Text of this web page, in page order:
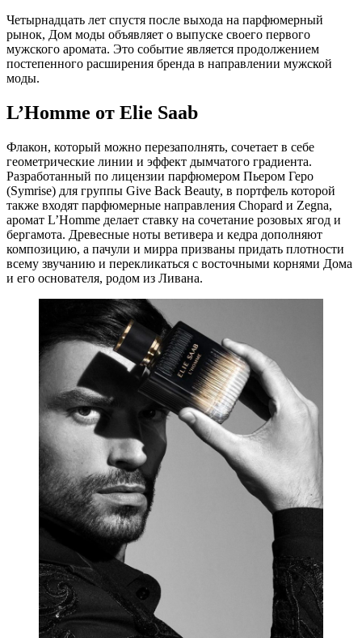
Четырнадцать лет спустя после выхода на парфюмерный
рынок, Дом моды объявляет о выпуске своего первого
мужского аромата. Это событие является продолжением
постепенного расширения бренда в направлении мужской
моды.
L’Homme от Elie Saab
Флакон, который можно перезаполнять, сочетает в себе
геометрические линии и эффект дымчатого градиента.
Разработанный по лицензии парфюмером Пьером Геро
(Symrise) для группы Give Back Beauty, в портфель которой
также входят парфюмерные направления Chopard и Zegna,
аромат L’Homme делает ставку на сочетание розовых ягод и
бергамота. Древесные ноты ветивера и кедра дополняют
композицию, а пачули и мирра призваны придать плотности
всему звучанию и перекликаться с восточными корнями Дома
и его основателя, родом из Ливана.